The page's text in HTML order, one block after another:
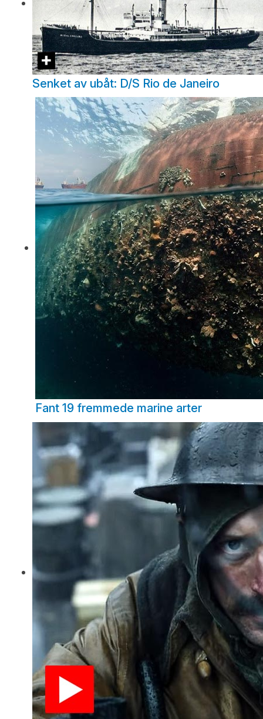
Senket av ubåt: D/S Rio de Janeiro
Fant 19 fremmede marine arter